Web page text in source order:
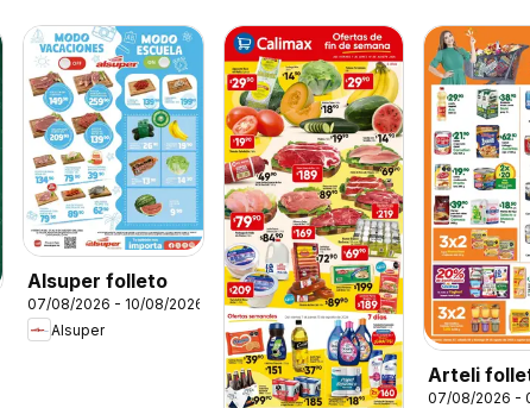
Alsuper folleto
07/08/2026 - 10/08/2026
Alsuper
Arteli
07/08/2026 -